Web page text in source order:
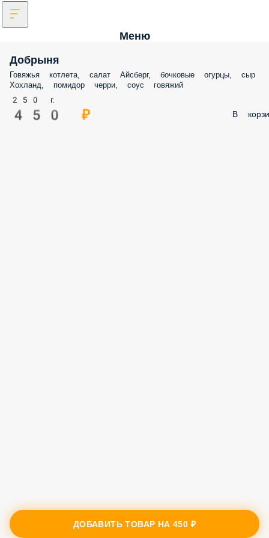
Меню
Добрыня
Говяжья котлета, салат Айсберг, бочковые огурцы, сыр Хохланд,
помидор черри, соус говяжий
250 г.
450 ₽ В
ДОБАВИТЬ ТОВАР НА450 ₽